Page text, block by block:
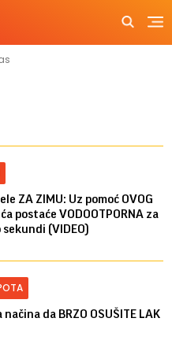
ZA ZIMU: Uz pomoć OVOG
postaće VODOOTPORNA za
(VIDEO)
da BRZO OSUŠITE LAK